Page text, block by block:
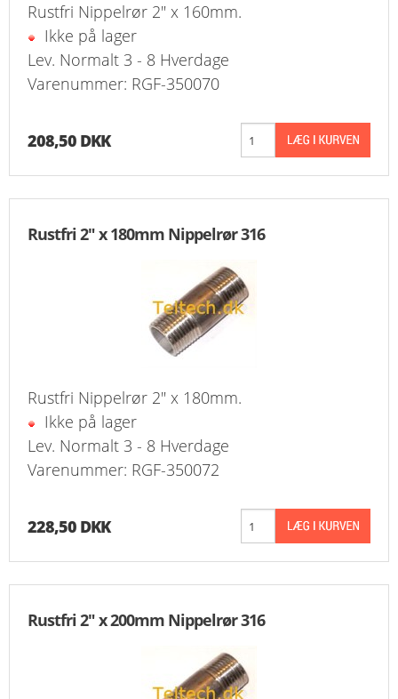
Rustfri Nippelrør 2" x 160mm.
Ikke på lager
Lev. Normalt 3 - 8 Hverdage
Varenummer: RGF-350070
208,50 DKK
Rustfri 2" x 180mm Nippelrør 316
Rustfri Nippelrør 2" x 180mm.
Ikke på lager
Lev. Normalt 3 - 8 Hverdage
Varenummer: RGF-350072
228,50 DKK
Rustfri 2" x 200mm Nippelrør 316